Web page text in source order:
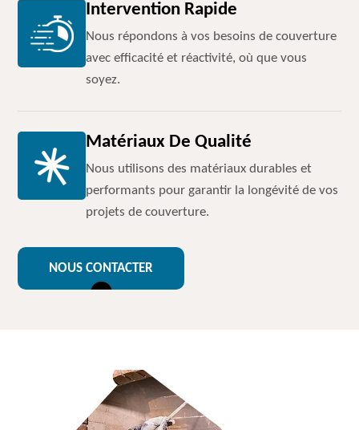
Intervention Rapide
Nous répondons à vos besoins de couverture
avec efficacité et réactivité, où que vous
soyez.
Matériaux De Qualité
Nous utilisons des matériaux durables et
performants pour garantir la longévité de vos
projets de couverture.
NOUS CONTACTER